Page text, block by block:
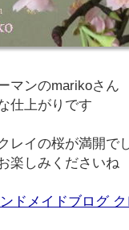
マンのmarikoさん
仕上がりです
イの桜が満開で
楽しみくださいね